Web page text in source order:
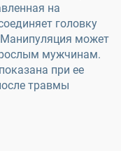
на
головку
Манипуляция может
мужчинам.
при ее
травмы